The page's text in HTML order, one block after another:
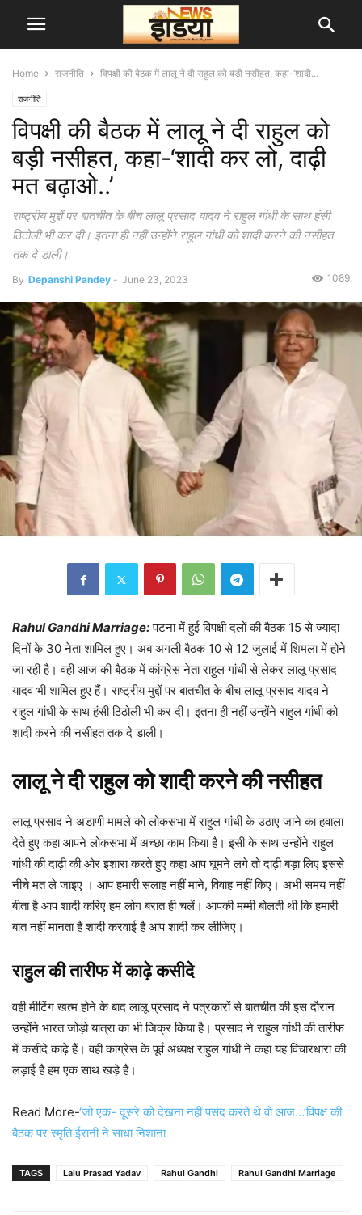
Home राजनीति विपक्षी की बैठक में लालू ने दी राहुल को बड़ी नसीहत, कहा-‘शादी...
राजनीति
विपक्षी की बैठक में लालू ने दी राहुल को
बड़ी नसीहत, कहा-‘शादी कर लो, दाढ़ी
मत बढ़ाओ..’
राष्ट्रीय मुद्दों पर बातचीत के बीच लालू प्रसाद यादव ने राहुल गांधी के साथ हंसी
ठिठोली भी कर दी। इतना ही नहीं उन्होंने राहुल गांधी को शादी करने की नसीहत
तक दे डाली।
By Depanshi Pandey - June 23, 2023 1089
Rahul Gandhi Marriage: पटना में हुई विपक्षी दलों की बैठक 15 से ज्यादा
दिनों के 30 नेता शामिल हुए। अब अगली बैठक 10 से 12 जुलाई में शिमला में होने
जा रही है। वही आज की बैठक में कांग्रेस नेता राहुल गांधी से लेकर लालू प्रसाद
यादव भी शामिल हुए हैं। राष्ट्रीय मुद्दों पर बातचीत के बीच लालू प्रसाद यादव ने
राहुल गांधी के साथ हंसी ठिठोली भी कर दी। इतना ही नहीं उन्होंने राहुल गांधी को
शादी करने की नसीहत तक दे डाली।
लालू ने दी राहुल को शादी करने की नसीहत
लालू प्रसाद ने अडाणी मामले को लोकसभा में राहुल गांधी के उठाए जाने का हवाला
देते हुए कहा आपने लोकसभा में अच्छा काम किया है। इसी के साथ उन्होंने राहुल
गांधी की दाढ़ी की ओर इशारा करते हुए कहा आप घूमने लगे तो दाढ़ी बड़ा लिए इससे
नीचे मत ले जाइए । आप हमारी सलाह नहीं माने, विवाह नहीं किए। अभी समय नहीं
बीता है आप शादी करिए हम लोग बरात ही चलें। आपकी मम्मी बोलती थी कि हमारी
बात नहीं मानता है शादी करवाई है आप शादी कर लीजिए।
राहुल की तारीफ में काढ़े कसीदे
वही मीटिंग खत्म होने के बाद लालू प्रसाद ने पत्रकारों से बातचीत की इस दौरान
उन्होंने भारत जोड़ो यात्रा का भी जिक्र किया है। प्रसाद ने राहुल गांधी की तारीफ
में कसीदे काढ़े हैं। वहीं कांग्रेस के पूर्व अध्यक्ष राहुल गांधी ने कहा यह विचारधारा की
लड़ाई है हम एक साथ खड़े हैं।
Read More-‘जो एक- दूसरे को देखना नहीं पसंद करते थे वो आज…’विपक्ष की
बैठक पर स्मृति ईरानी ने साधा निशाना
TAGS Lalu Prasad Yadav Rahul Gandhi Rahul Gandhi Marriage